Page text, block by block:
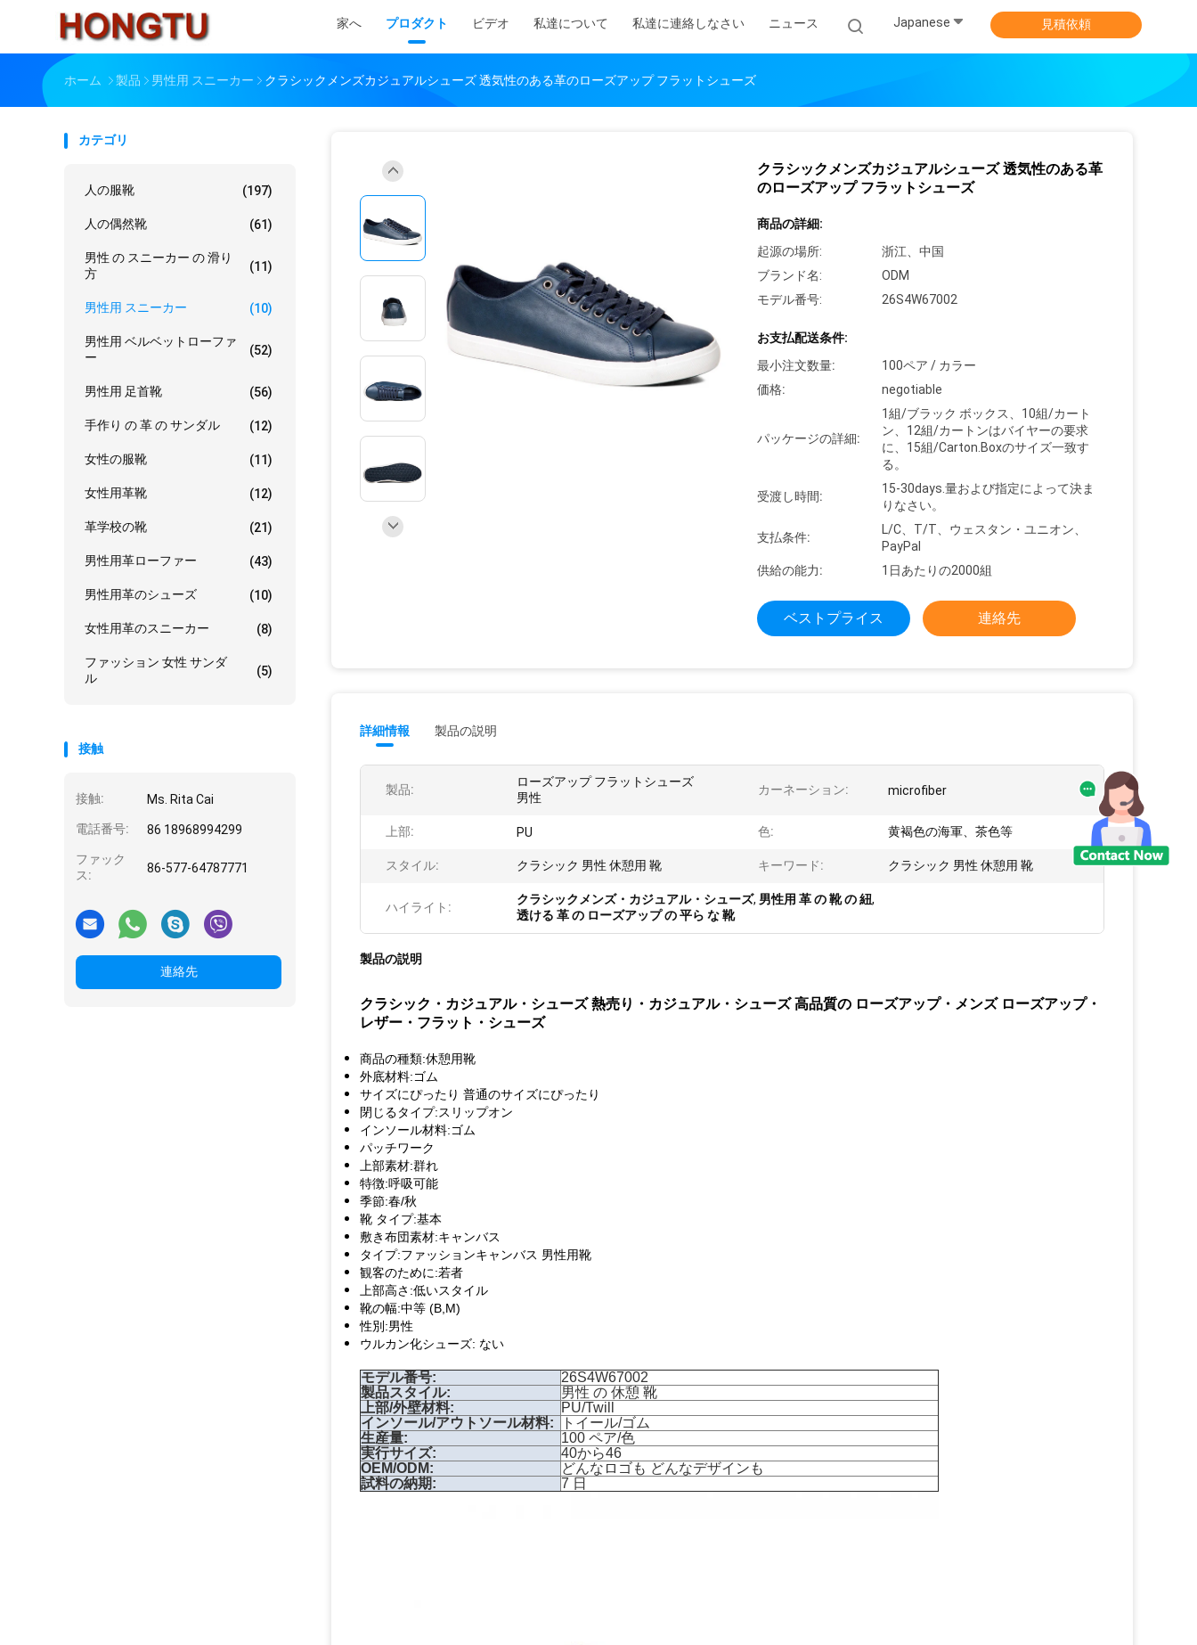
家へ プロダクト ビデオ 私達について 私達に連絡しなさい ニュース Japanese 見積依頼
ホーム 製品 男性用 スニーカー クラシックメンズカジュアルシューズ 透気性のある革のローズアップ フラットシューズ
カテゴリ
人の服靴 (197)
人の偶然靴 (61)
男性 の スニーカー の 滑り
方
(11)
男性用 スニーカー (10)
男性用 ベルベットローファ
ー
(52)
男性用 足首靴 (56)
手作り の 革 の サンダル (12)
女性の服靴 (11)
女性用革靴 (12)
革学校の靴 (21)
男性用革ローファー (43)
男性用革のシューズ (10)
女性用革のスニーカー (8)
ファッション 女性 サンダ
ル
(5)
接触
接触: Ms. Rita Cai
電話番号: 86 18968994299
ファック
ス:
86-577-64787771
連絡先
クラシックメンズカジュアルシューズ 透気性のある革
のローズアップ フラットシューズ
商品の詳細:
起源の場所:
浙江、中国
ブランド名:
ODM
モデル番号:
26S4W67002
お支払配送条件:
最小注文数量:
100ペア / カラー
価格:
negotiable
パッケージの詳細:
1組/ブラック ボックス、10組/カート
ン、12組/カートンはバイヤーの要求
に、15組/Carton.Boxのサイズ一致す
る。
受渡し時間:
15-30days.量および指定によって決ま
りなさい。
支払条件:
L/C、T/T、ウェスタン・ユニオン、
PayPal
供給の能力:
1日あたりの2000組
ベストプライス 連絡先
詳細情報 製品の説明
製品:
ローズアップ フラットシューズ
男性
カーネーション: microfiber
上部: PU 色: 黄褐色の海軍、茶色等
スタイル: クラシック 男性 休憩用 靴 キーワード: クラシック 男性 休憩用 靴
ハイライト:
クラシックメンズ・カジュアル・シューズ, 男性用 革 の 靴 の 紐,
透ける 革 の ローズアップ の 平ら な 靴
製品の説明
クラシック・カジュアル・シューズ 熱売り・カジュアル・シューズ 高品質の ローズアップ・メンズ ローズアップ・
レザー・フラット・シューズ
商品の種類:休憩用靴
外底材料:ゴム
サイズにぴったり 普通のサイズにぴったり
閉じるタイプ:スリップオン
インソール材料:ゴム
パッチワーク
上部素材:群れ
特徴:呼吸可能
季節:春/秋
靴 タイプ:基本
敷き布団素材:キャンバス
タイプ:ファッションキャンバス 男性用靴
観客のために:若者
上部高さ:低いスタイル
靴の幅:中等 (B,M)
性別:男性
ウルカン化シューズ: ない
モデル番号:
26S4W67002
製品スタイル:
男性 の 休憩 靴
上部/外壁材料:
PU/Twill
インソール/アウトソール材料:
トイール/ゴム
生産量:
100 ペア/色
実行サイズ:
40から46
OEM/ODM:
どんなロゴも どんなデザインも
試料の納期:
7 日